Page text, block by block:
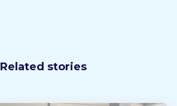
Related stories